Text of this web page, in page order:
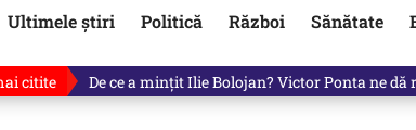
Ultimele știri Politică Război Sănătate
citite Cu luni înainte de anunțul lui Ponta, Chirieac